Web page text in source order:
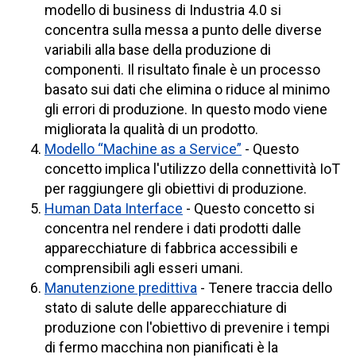
modello di business di Industria 4.0 si
concentra sulla messa a punto delle diverse
variabili alla base della produzione di
componenti. Il risultato finale è un processo
basato sui dati che elimina o riduce al minimo
gli errori di produzione. In questo modo viene
migliorata la qualità di un prodotto.
Modello “Machine as a Service” - Questo
concetto implica l'utilizzo della connettività IoT
per raggiungere gli obiettivi di produzione.
Human Data Interface - Questo concetto si
concentra nel rendere i dati prodotti dalle
apparecchiature di fabbrica accessibili e
comprensibili agli esseri umani.
Manutenzione predittiva - Tenere traccia dello
stato di salute delle apparecchiature di
produzione con l'obiettivo di prevenire i tempi
di fermo macchina non pianificati è la